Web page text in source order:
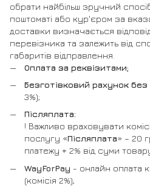
обрати найбільш зручний
поштоматі або кур'єром за
доставки визначається
перевізника та залежить від
габаритів відправлення.
Оплата за реквізитами;
Безготівковий рахунок
3%);
Післяплата:
! Важливо враховувати
послугу «Післяплата» – 20
платежу + 2% від суми
WayForPay - онлайн оплата
(комісія 2%);